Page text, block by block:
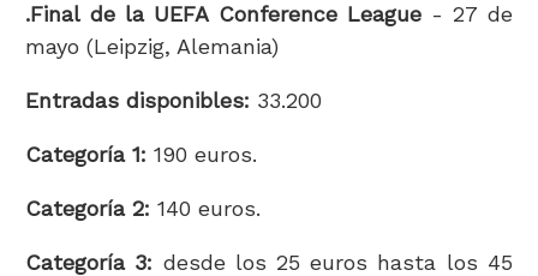
.Final de la UEFA Conference League- 27 de
mayo (Leipzig, Alemania)
Entradas disponibles: 33.200
Categoría 1: 190 euros.
Categoría 2: 140 euros.
Categoría 3: desde los 25 euros hasta los 45